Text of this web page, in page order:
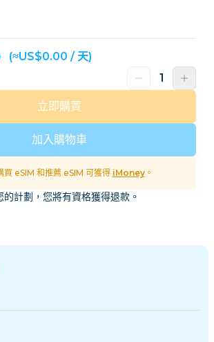
(≈US$0.00 / 天)
加入購物車
立即購買
買 eSIM 和推薦 eSIM 可獲得 iMoney。
計劃，您將有資格獲得退款。